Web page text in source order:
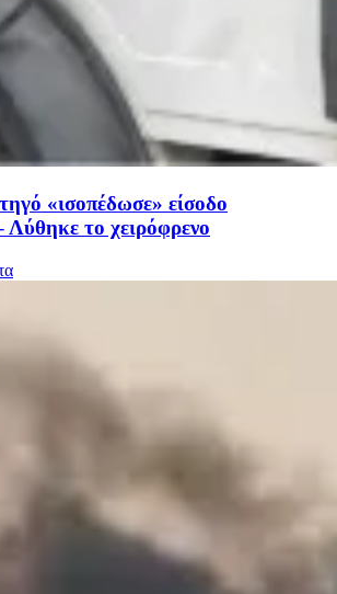
«ισοπέδωσε» είσοδο
Λύθηκε το χειρόφρενο